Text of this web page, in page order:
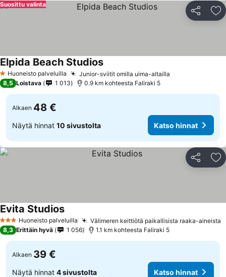
Jaa
Suosittu valinta
1 Tähtiluokitus
Huoneisto palveluilla Junior-sviitit omilla uima-altailla
Elpida Beach StudiosKatso hinnat
8,5 Loistava 1 013 0.9 km kohteesta Faliraki 5
Alkaen 48 €
Näytä hinnat 10 sivustolta Katso hinnat
Jaa
3 Tähtiluokitus
Huoneisto palveluilla Välimeren keittiötä paikallisista raaka-aineista
Evita StudiosKatso hinnat
8,3 Erittäin hyvä 1 056 1.1 km kohteesta Faliraki 5
Alkaen 39 €
Näytä hinnat 4 sivustolta Katso hinnat